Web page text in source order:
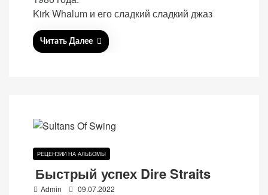
Kirk Whalum и его сладкий сладкий джаз
Читать Далее
РЕЦЕНЗИИ НА АЛЬБОМЫ
Быстрый успех Dire Straits
Admin 09.07.2022